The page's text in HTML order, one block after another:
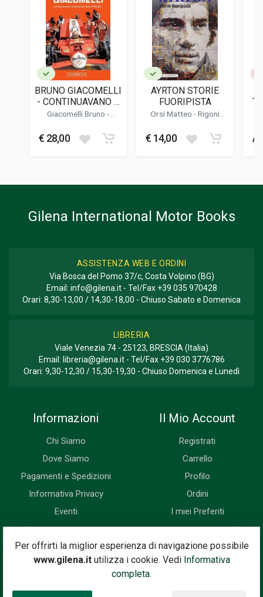
9783964532817
Geramond
LINGUA DEL TESTO
Tedesco
DATA DI STAMPA
20 x 26 x 1,5 cm
BRUNO GIACOMELLI
- CONTINUAVANO A
CHIAMARMI JACK
Giacomelli Bruno -
€ 28,00
AYRTON STORIE
FUORIPISTA
Orsi Matteo - Rigoni
€ 14,00
Per offrirti la miglior esperienza di navigazione possibile
www.gilena.itutilizza i cookie. Vedi Informativa
completa.
Gilena International Motor Books
ASSISTENZA WEB E ORDINI
Via Bosca del Pomo 37/c, Costa Volpino (BG)
Email: info@gilena.it- Tel/Fax +39 035 970428
Orari: 8,30-13,00 / 14,30-18,00 - Chiuso Sabato e Domenica
LIBRERIA
Viale Venezia 74 - 25123, BRESCIA (Italia)
Email: libreria@gilena.it- Tel/Fax +39 030 3776786
Orari: 9,30-12,30 / 15,30-19,30 - Chiuso Domenica e Lunedì
Informazioni
Chi Siamo
Dove Siamo
Pagamenti e Spedizioni
Informativa Privacy
Eventi
Il Mio Account
Registrati
Carrello
Profilo
Ordini
I miei Preferiti
Newsletter
Iscriviti subito alla nostra newsletter. Riceverai prima di tutti le
novità, le offerte, i prossimi eventi...